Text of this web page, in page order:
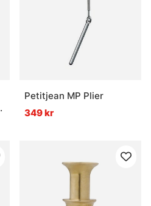
Petitjean MP Plier
349 kr